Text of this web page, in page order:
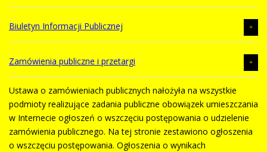
Biuletyn Informacji Publicznej
Organizacja
W dziale Organizacja znajdują się informacje o strukturze
organizacyjnej Przykładowej Instytucji, organach
zarządzających, ich składzie i kompetencjach oraz
o działach i komórkach organizacyjnych Przykładowej
Instytucji.
Zamówienia publiczne i przetargi
Ustawa o zamówieniach publicznych nałożyła na wszystkie
podmioty realizujące zadania publiczne obowiązek umieszczania
w Internecie ogłoszeń o wszczęciu postępowania o udzielenie
zamówienia publicznego. Na tej stronie zestawiono ogłoszenia
o wszczęciu postępowania. Ogłoszenia o wynikach